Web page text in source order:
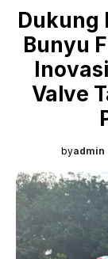
Dukung
Bunyu
Valve
byadmin